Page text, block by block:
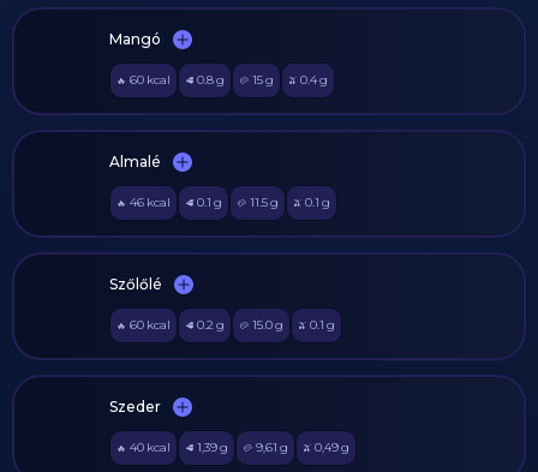
Mangó
🔥 60 kcal 🥩 0.8g 🥔 15g 🫒 0.4g
Almalé
🔥 46 kcal 🥩 0.1 g 🥔 11.5g 🫒 0.1 g
Szőlőlé
🔥 60 kcal 🥩 0.2 g 🥔 15.0g 🫒 0.1 g
Szeder
🔥 40 kcal 🥩 1,39g 🥔 9,61 g 🫒 0,49g